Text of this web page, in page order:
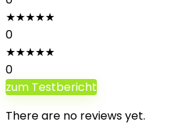
★★★★★
0
★★★★★
0
zum Testbericht
There are no reviews yet.